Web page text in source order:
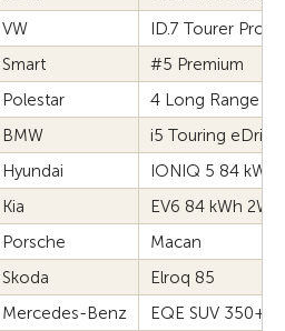
VW
ID.7 Tourer Pro
Smart
#5 Premium
Polestar
4 Long Range
BMW
i5 Touring
Hyundai
IONIQ 5 84 kWh
Kia
EV6 84 kWh 2WD
Porsche
Macan
Skoda
Elroq 85
Mercedes-Benz
EQE SUV 350+